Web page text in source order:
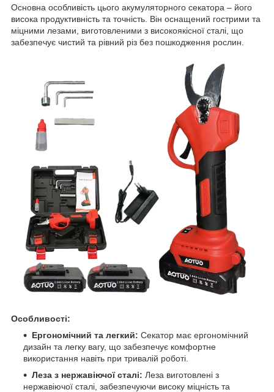
Основна особливість цього акумуляторного секатора – його
висока продуктивність та точність. Він оснащений гострими та
міцними лезами, виготовленими з високоякісної сталі, що
забезпечує чистий та рівний різ без пошкодження рослин.
Особливості:
Ергономічний та легкий: Секатор має ергономічний
дизайн та легку вагу, що забезпечує комфортне
використання навіть при тривалій роботі.
Леза з нержавіючої сталі: Леза виготовлені з
нержавіючої сталі, забезпечуючи високу міцність та